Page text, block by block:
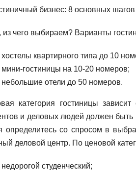
из чего выбираем? Варианты
хостелы квартирного типа до 10
мини-гостиницы на 10-20 номеров;
небольшие отели до 50 номеров.
категория гостиницы
и деловых людей должен
определитесь со спросом в
деловой центр. По ценовой
недорогой студенческий;